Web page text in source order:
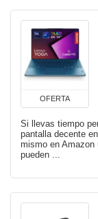
OFERTA
Si llevas tiempo
pantalla decente
mismo en
pueden ...